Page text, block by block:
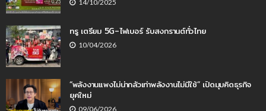
14/10/2025
ทรู เตรียม 5G–ไฟเบอร์ รับสงกรานต์ทั่วไทย
10/04/2026
“พลังงานแพงไม่น่ากลัวเท่าพลังงานไม่มีใช้” เปิดมุมคิดธุรกิจ
ยุคใหม่
09/06/2026